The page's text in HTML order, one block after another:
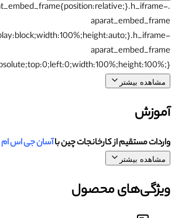
aparat_embed_frame
aparat_embed_frame
مشاهده بیشتر
آموزش
واردات مستقیم از کارخانجات چین باآسان جی اس ام
مشاهده بیشتر
ویژگی‌های محصول